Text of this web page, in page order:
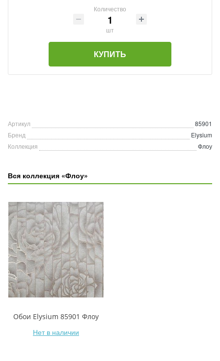
Количество
шт
КУПИТЬ
Артикул
85901
Бренд
Elysium
Коллекция
Флоу
Вся коллекция «Флоу»
Обои Elysium 85901 Флоу
Нет в наличии